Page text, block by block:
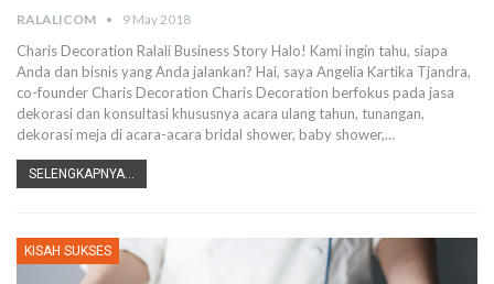
RALALICOM 9 May 2018
Charis Decoration Ralali Business Story Halo! Kami ingin tahu, siapa
Anda dan bisnis yang Anda jalankan? Hai, saya Angelia Kartika Tjandra,
co-founder Charis Decoration Charis Decoration berfokus pada jasa
dekorasi dan konsultasi khususnya acara ulang tahun, tunangan,
dekorasi meja di acara-acara bridal shower, baby shower,…
SELENGKAPNYA...
KISAH SUKSES